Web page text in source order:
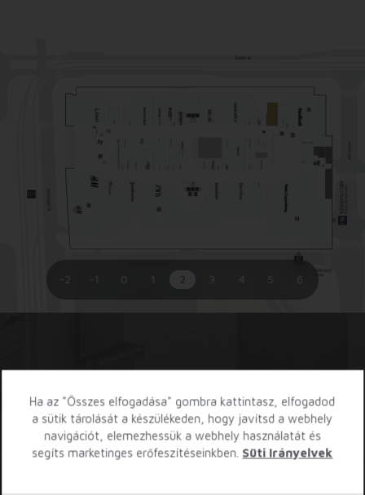
-1 0 1 2 6
Ha az "Összes elfogadása" gombra kattintasz, elfogadod
a sütik tárolását a készülékeden, hogy javítsd a webhely
navigációt, elemezhessük a webhely használatát és
segíts marketinges erőfeszítéseinkben. Süti Irányelvek